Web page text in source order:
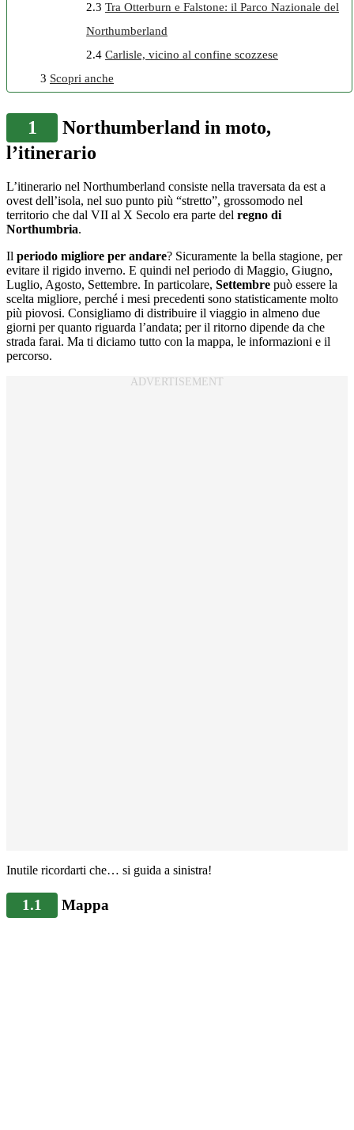
2.3 Tra Otterburn e Falstone: il Parco Nazionale del
Northumberland
2.4 Carlisle, vicino al confine scozzese
3 Scopri anche
1
Northumberland in moto,
l’itinerario
L’itinerario nel Northumberland consiste nella traversata da est a
ovest dell’isola, nel suo punto più “stretto”, grossomodo nel
territorio che dal VII al X Secolo era parte del regno di
Northumbria.
Il periodo migliore per andare? Sicuramente la bella stagione, per
evitare il rigido inverno. E quindi nel periodo di Maggio, Giugno,
Luglio, Agosto, Settembre. In particolare, Settembre può essere la
scelta migliore, perché i mesi precedenti sono statisticamente molto
più piovosi. Consigliamo di distribuire il viaggio in almeno due
giorni per quanto riguarda l’andata; per il ritorno dipende da che
strada farai. Ma ti diciamo tutto con la mappa, le informazioni e il
percorso.
Inutile ricordarti che… si guida a sinistra!
1.1 Mappa